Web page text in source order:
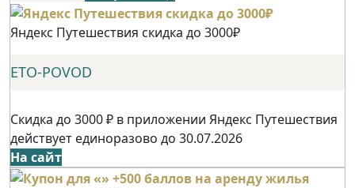
Яндекс Путешествия скидка до 3000₽
ETO-POVOD
Скидка до 3000 ₽ в приложении Яндекс Путешествия
действует единоразово до 30.07.2026
На сайт